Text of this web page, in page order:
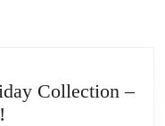
Collection –